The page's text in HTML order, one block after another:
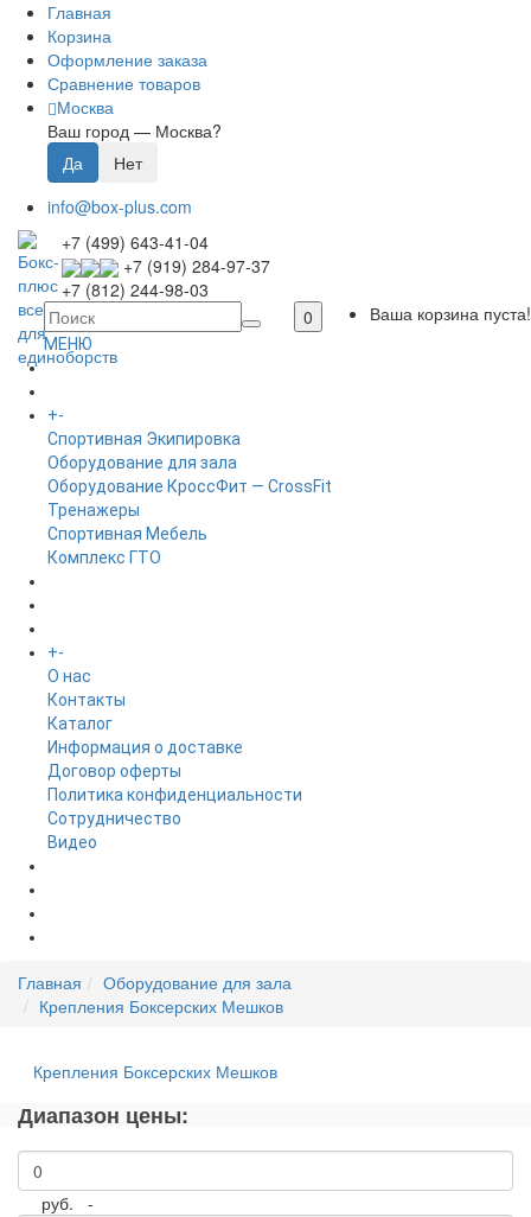
Главная
Корзина
Оформление заказа
Сравнение товаров
Москва
Ваш город — Москва?
info@box-plus.com
+7 (499) 643-41-04
+7 (919) 284-97-37
+7 (812) 244-98-03
0
Ваша корзина пуста!
МЕНЮ
ГЛАВНАЯ
+-
Спортивная Экипировка
Оборудование для зала
Оборудование КроссФит — CrossFit
Тренажеры
Спортивная Мебель
Комплекс ГТО
+-
O нас
Контакты
Каталог
Информация о доставке
Договор оферты
Политика конфиденциальности
Сотрудничество
Видео
Главная
Оборудование для зала
Крепления Боксерских Мешков
Крепления Боксерских Мешков
Диапазон цены:
руб. -